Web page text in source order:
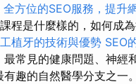
全方位的SEO服務，提升
程是什麼樣的，如何成
植牙的技術與優勢 SEO
常見的健康問題、神經
趣的自然醫學分支之一。